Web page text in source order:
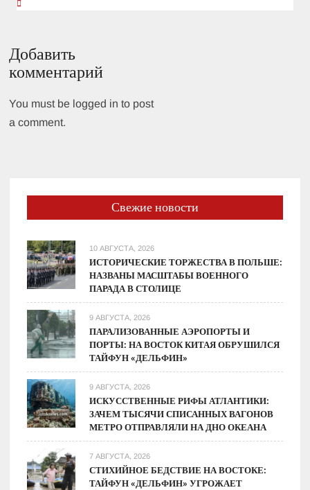
Добавить
комментарий
You must be logged in to post
a comment.
Свежие новости
10 АВГУСТА, 2026
ИСТОРИЧЕСКИЕ ТОРЖЕСТВА В ПОЛЬШЕ:
НАЗВАНЫ МАСШТАБЫ ВОЕННОГО
ПАРАДА В СТОЛИЦЕ
9 АВГУСТА, 2026
ПАРАЛИЗОВАННЫЕ АЭРОПОРТЫ И
ПОРТЫ: НА ВОСТОК КИТАЯ ОБРУШИЛСЯ
ТАЙФУН «ДЕЛЬФИН»
9 АВГУСТА, 2026
ИСКУССТВЕННЫЕ РИФЫ АТЛАНТИКИ:
ЗАЧЕМ ТЫСЯЧИ СПИСАННЫХ ВАГОНОВ
МЕТРО ОТПРАВЛЯЛИ НА ДНО ОКЕАНА
7 АВГУСТА, 2026
СТИХИЙНОЕ БЕДСТВИЕ НА ВОСТОКЕ:
ТАЙФУН «ДЕЛЬФИН» УГРОЖАЕТ